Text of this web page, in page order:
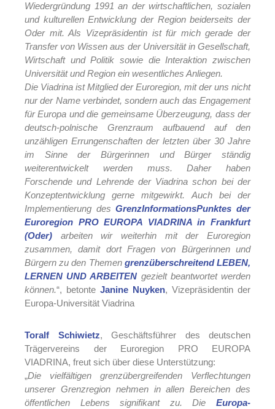
Wiedergründung 1991 an der wirtschaftlichen, sozialen
und kulturellen Entwicklung der Region beiderseits der
Oder mit. Als Vizepräsidentin ist für mich gerade der
Transfer von Wissen aus der Universität in Gesellschaft,
Wirtschaft und Politik sowie die Interaktion zwischen
Universität und Region ein wesentliches Anliegen.
Die Viadrina ist Mitglied der Euroregion, mit der uns nicht
nur der Name verbindet, sondern auch das Engagement
für Europa und die gemeinsame Überzeugung, dass der
deutsch-polnische Grenzraum aufbauend auf den
unzähligen Errungenschaften der letzten über 30 Jahre
im Sinne der Bürgerinnen und Bürger ständig
weiterentwickelt werden muss. Daher haben
Forschende und Lehrende der Viadrina schon bei der
Konzeptentwicklung gerne mitgewirkt. Auch bei der
Implementierung desGrenzInformationsPunktes der
Euroregion PRO EUROPA VIADRINA in Frankfurt
(Oder) arbeiten wir weiterhin mit der Euroregion
zusammen, damit dort Fragen von Bürgerinnen und
Bürgern zu den Themen grenzüberschreitend LEBEN,
LERNEN UND ARBEITEN gezielt beantwortet werden
können.“, betonte Janine Nuyken, Vizepräsidentin der
Europa-Universität Viadrina
Toralf Schiwietz, Geschäftsführer des deutschen
Trägervereins der Euroregion PRO EUROPA
VIADRINA, freut sich über diese Unterstützung:
„Die vielfältigen grenzübergreifenden Verflechtungen
unserer Grenzregion nehmen in allen Bereichen des
öffentlichen Lebens signifikant zu. Die Europa-